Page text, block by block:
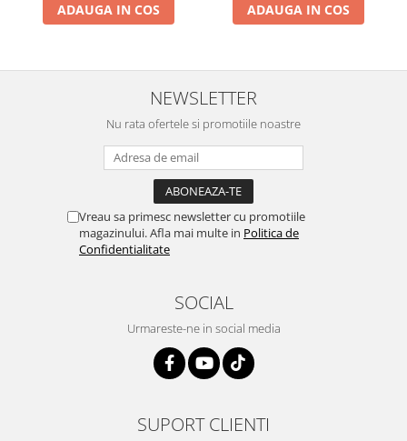
ADAUGA IN COS ADAUGA IN COS
NEWSLETTER
Nu rata ofertele si promotiile noastre
Vreau sa primesc newsletter cu promotiile
magazinului. Afla mai multe in Politica de
Confidentialitate
SOCIAL
Urmareste-ne in social media
SUPORT CLIENTI